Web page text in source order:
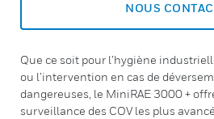
NOUS
Que ce soit pour l’hygiène
ou l’intervention en cas de
dangereuses, le MiniRAE 3000 +
surveillance des COV les plus